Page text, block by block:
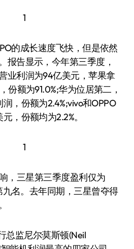
的成长速度飞快，但是依然
报告显示，今年第三季度，
业利润为94亿美元，苹果拿
份额为91.0%;华为位居第二，
，份额为2.4%;vivo和OPPO
，份额均为2.2%。
，三星第三季度盈利仅为
名。去年同期，三星曾夺得
总监尼尔·莫斯顿(Neil